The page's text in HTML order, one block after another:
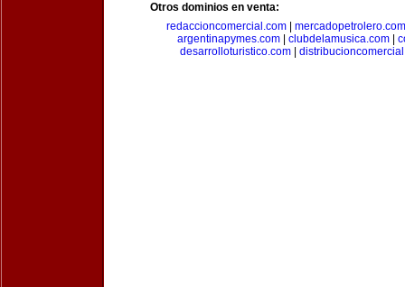
Otros dominios en venta:
redaccioncomercial.com
mercadopetrolero.com
argentinapymes.com| clubdelamusica.com|
desarrolloturistico.com